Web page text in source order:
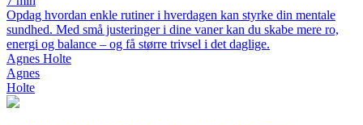
Opdag hvordan enkle rutiner i hverdagen kan styrke din mentale
sundhed. Med små justeringer i dine vaner kan du skabe mere ro,
energi og balance – og få større trivsel i det daglige.
Agnes Holte
Agnes
Holte